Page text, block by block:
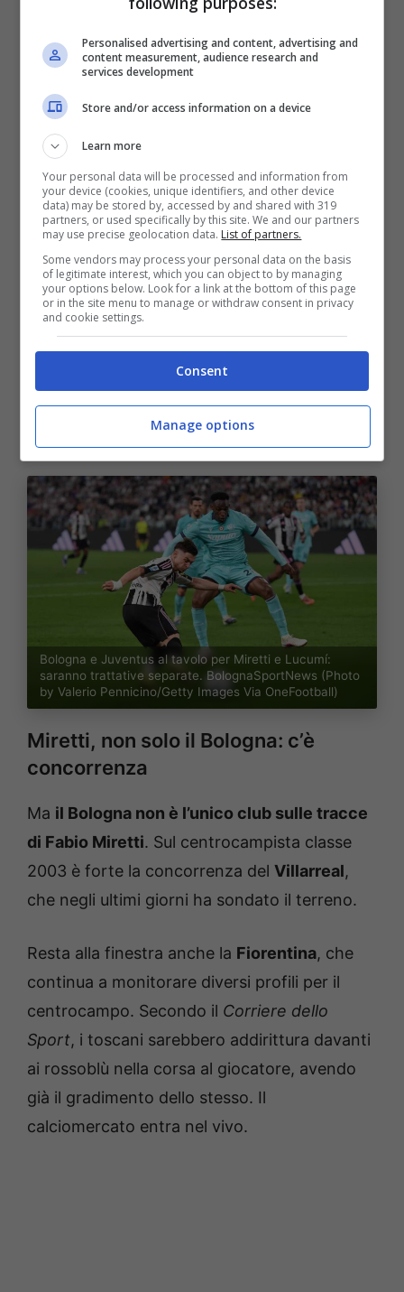
La Juventus desiderachiudere la cessione di
Miretti entro il 30 giugno, in funzione delle
esigenze bianconere legate al
finanziario
convinzione anche di
sarà attivala clausola da 28 milioni.
Tra l’altro, il club di Torino starebbe trattando
anche l’acquisto diMuharemovicdal
Sassuolo (i bianconeri hanno il 50% sulla
rivendita, quindi di fatto lo pagherebbero la
metà), ma l’acquisto del centrale bosniaco
non sarebbe alternativo a Lucumí
nuovo Ds Carnevali spera di chiudere
Bologna e Juventus al tavolo per Miretti e Lucumí:
saranno trattative separate. BolognaSportNews (Photo
by Valerio Pennicino/Getty Images Via OneFootball)
Miretti, non solo il Bologna: c’è
concorrenza
Ma il Bologna non è l’unico club sulle tracce
di Fabio Miretti. Sul centrocampista classe
2003 è forte la concorrenza del Villarreal,
che negli ultimi giorni ha sondato il terreno.
Resta alla finestra anche la Fiorentina, che
continua a monitorare diversi profili per il
centrocampo. Secondo il Corriere dello
Sport, i toscani sarebbero addirittura davanti
ai rossoblù nella corsa al giocatore, avendo
già il gradimento dello stesso. Il
calciomercato entra nel vivo.
Personalised advertising and content, advertising and
content measurement, audience research and
services development
Store and/or access information on a device
Learn more
Your personal data will be processed and information from
your device (cookies, unique identifiers, and other device
data) may be stored by, accessed by and shared with 319
partners, or used specifically by this site. We and our partners
may use precise geolocation data. List of partners.
Some vendors may process your personal data on the basis
of legitimate interest, which you can object to by managing
your options below. Look for a link at the bottom of this page
or in the site menu to manage or withdraw consent in privacy
and cookie settings.
Consent
Manage options